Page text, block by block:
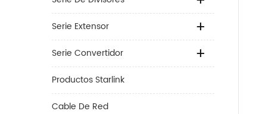
Serie Extensor
Serie Convertidor
Productos Starlink
Cable De Red